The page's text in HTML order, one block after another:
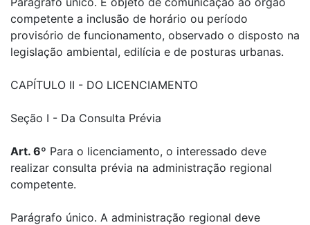
competente a inclusão de horário ou período
provisório de funcionamento, observado o disposto na
legislação ambiental, edilícia e de posturas urbanas.
CAPÍTULO II - DO LICENCIAMENTO
Seção I - Da Consulta Prévia
Art. 6º Para o licenciamento, o interessado deve
realizar consulta prévia na administração regional
competente.
Parágrafo único. A administração regional deve